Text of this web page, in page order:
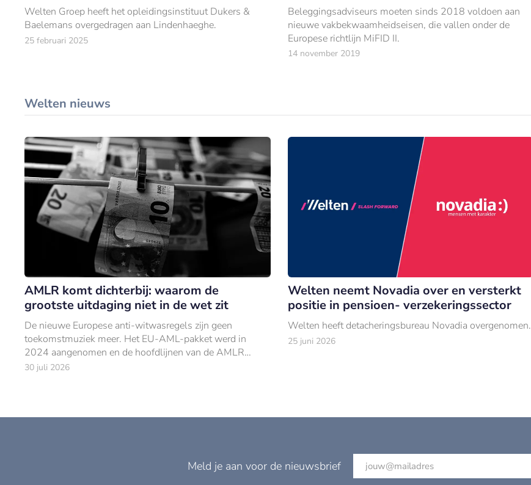
Welten Groep heeft het opleidingsinstituut Dukers &
Baelemans overgedragen aan Lindenhaeghe.
25 februari 2025
Beleggingsadviseurs moeten sinds 2018 voldoen aan
nieuwe vakbekwaamheidseisen, die vallen onder de
Europese richtlijn MiFID II.
14 november 2019
Welten nieuws
AMLR komt dichterbij: waarom de
grootste uitdaging niet in de wet zit
De nieuwe Europese anti-witwasregels zijn geen
toekomstmuziek meer. Het EU-AML-pakket werd in
2024 aangenomen en de hoofdlijnen van de AMLR
liggen vast.
30 juli 2026
Welten neemt Novadia over en versterkt
positie in pensioen- verzekeringssector
Welten heeft detacheringsbureau Novadia overgenomen.
25 juni 2026
Meld je aan voor de nieuwsbrief